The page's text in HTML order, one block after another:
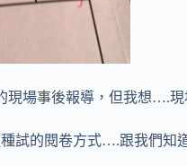
場事後報導，但我想….現
試的閱卷方式….跟我們知